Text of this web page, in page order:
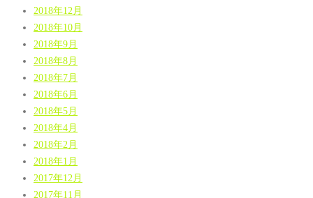
2018年12月
2018年10月
2018年9月
2018年8月
2018年7月
2018年6月
2018年5月
2018年4月
2018年2月
2018年1月
2017年12月
2017年11月